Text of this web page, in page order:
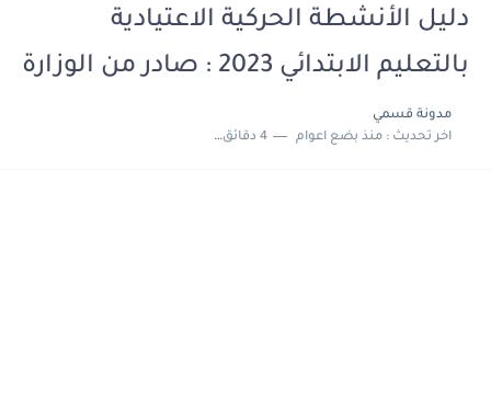
دليل الأنشطة الحركية الاعتيادية
بالتعليم الابتدائي 2023 : صادر من الوزارة
مدونة قسمي
اخر تحديث :منذ بضع اعوام 4 دقائق للقراءة